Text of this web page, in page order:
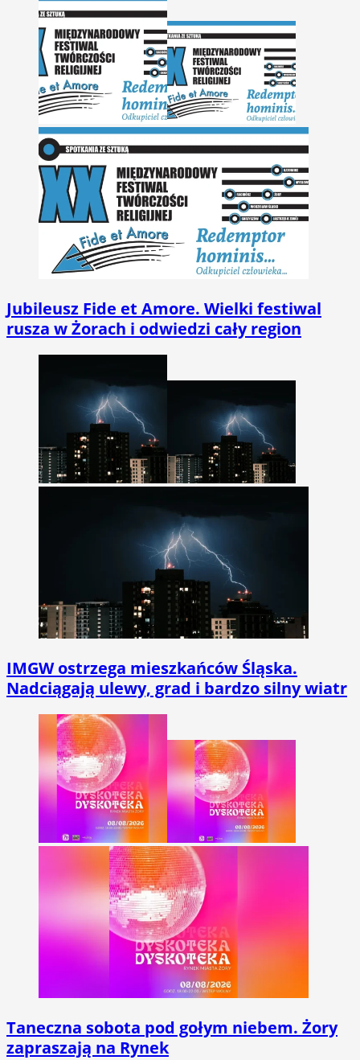
Jubileusz Fide et Amore. Wielki festiwal
rusza w Żorach i odwiedzi cały region
IMGW ostrzega mieszkańców Śląska.
Nadciągają ulewy, grad i bardzo silny wiatr
Taneczna sobota pod gołym niebem. Żory
zapraszają na Rynek